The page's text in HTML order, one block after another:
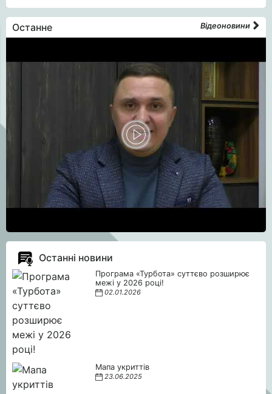
Останне Відеоновини
Останні новини
Програма «Турбота» суттєво розширює
межі у 2026 році!
02.01.2026
Мапа укриттів
23.06.2025